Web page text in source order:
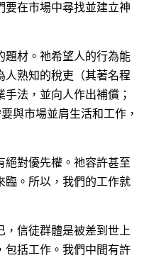
要在市場中尋找並建立神
題材。祂希望人的行為能
人熟知的稅吏（其著名程
法，並向人作出補償；
與市場並肩生活和工作，
絕對優先權。祂容許甚至
臨。所以，我們的工作就
信徒群體是被差到世上
包括工作。我們中間有許